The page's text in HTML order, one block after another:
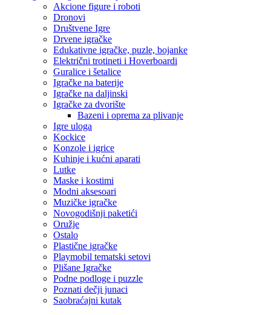
Akcione figure i roboti
Dronovi
Društvene Igre
Drvene igračke
Edukativne igračke, puzle, bojanke
Električni trotineti i Hoverboardi
Guralice i šetalice
Igračke na baterije
Igračke na daljinski
‎Igračke za dvorište
Bazeni i oprema za plivanje
Igre uloga
Kockice
Konzole i igrice
Kuhinje i kućni aparati
Lutke
Maske i kostimi
Modni aksesoari
Muzičke igračke
Novogodišnji paketići
Oružje
Ostalo
Plastične igračke
Playmobil tematski setovi
Plišane Igračke
Podne podloge i puzzle
Poznati dečji junaci
Saobraćajni kutak